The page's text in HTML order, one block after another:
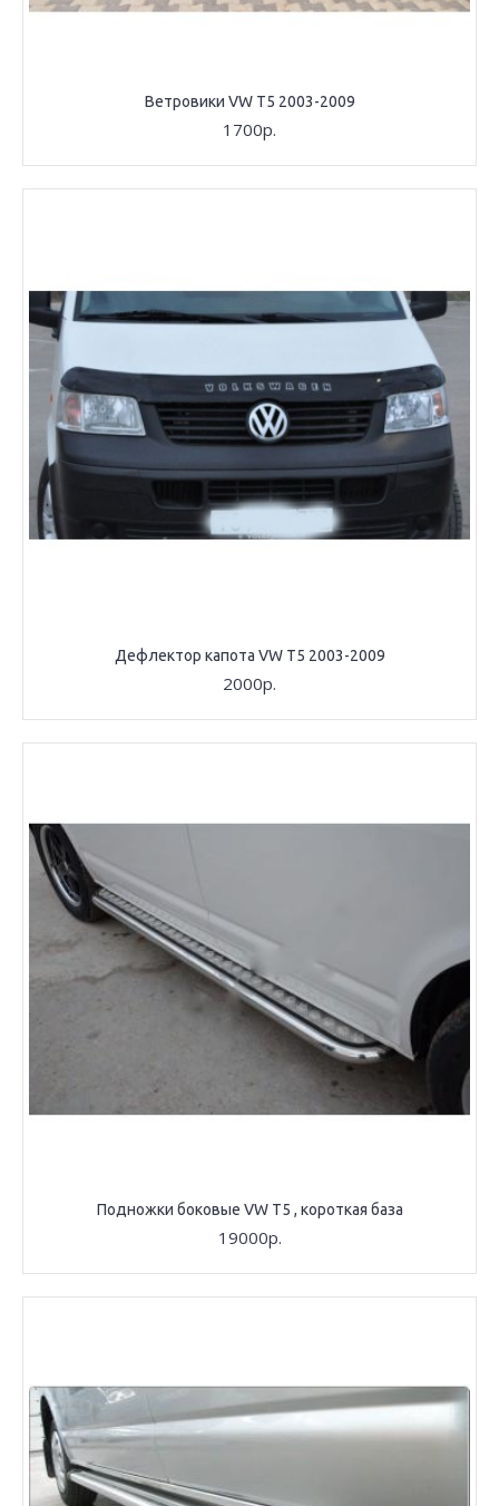
Ветровики VW T5 2003-2009
1700р.
Дефлектор капота VW T5 2003-2009
2000р.
Подножки боковые VW T5 , короткая база
19000р.